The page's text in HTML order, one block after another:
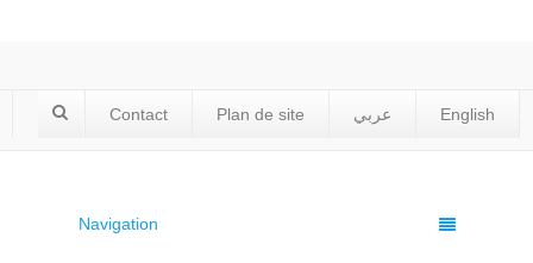
Contact Plan de site عربي English
Navigation